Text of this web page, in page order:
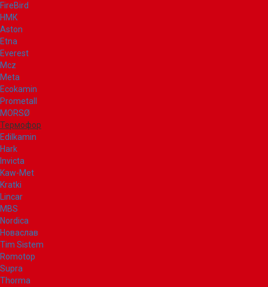
FireBird
НМК
Aston
Etna
Everest
Mcz
Meta
Ecokamin
Prometall
MORSØ
Термофор
Edilkamin
Hark
Invicta
Kaw-Met
Kratki
Lincar
MBS
Nordica
Новаслав
Tim Sistem
Romotop
Supra
Thorma